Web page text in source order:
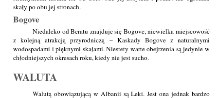
skały po obu jej stronach.
Bogove
Niedaleko od Beratu znajduje się Bogove, niewielka miejscowość
z kolejną atrakcją przyrodniczą – Kaskady Bogove z naturalnymi
wodospadami i pięknymi skałami. Niestety warte obejrzenia są jedynie w
chłodniejszych okresach roku, kiedy nie jest sucho.
WALUTA
Walutą obowiązującą w Albanii są Leki. Jest ona jednak bardzo